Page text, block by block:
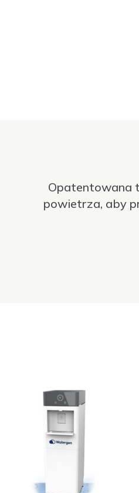
Opatentowana
powietrza, aby